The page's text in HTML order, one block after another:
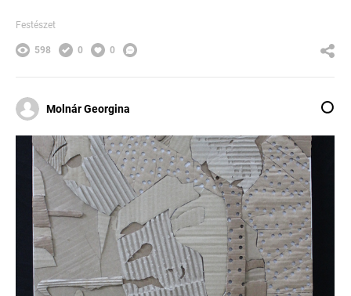
Festészet
598 0 0
Molnár Georgina